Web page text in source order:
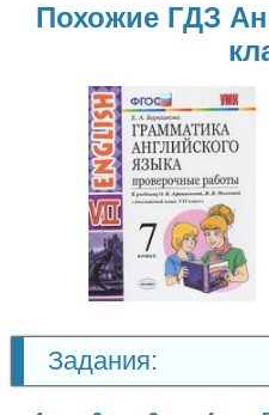
Похожие ГДЗ
Английский
язык
7 класс
Задания: